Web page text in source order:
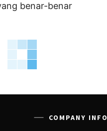
benar-benar
COMPANY INFO